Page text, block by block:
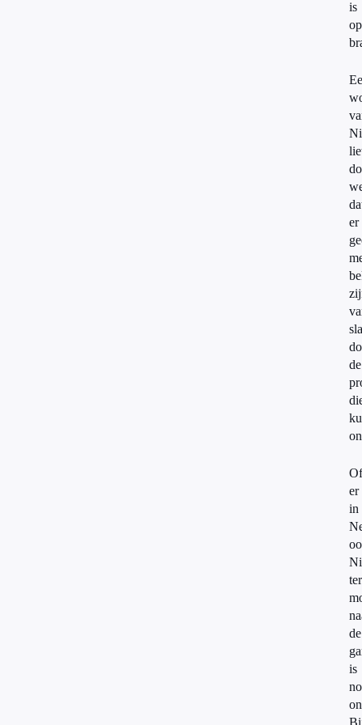
is
op
er
de
Of
er
in
de
is